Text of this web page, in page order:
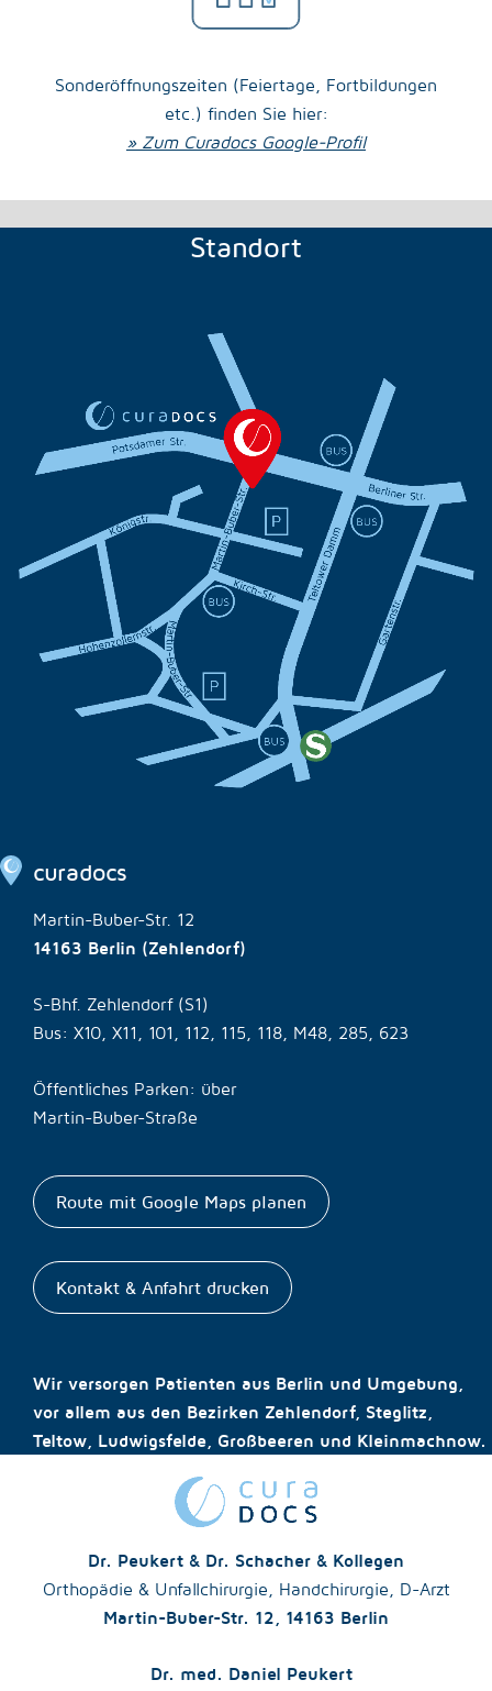
Sonderöffnungszeiten (Feiertage, Fortbildungen
etc.) finden Sie hier:
» Zum Curadocs Google-Profil
Standort
curadocs
Martin-Buber-Str. 12
14163 Berlin (Zehlendorf)
S-Bhf. Zehlendorf (S1)
Bus: X10, X11, 101, 112, 115, 118, M48, 285, 623
Öffentliches Parken: über
Martin-Buber-Straße
Route mit Google Maps planen
Kontakt & Anfahrt drucken
Wir versorgen Patienten aus Berlin und Umgebung,
vor allem aus den Bezirken Zehlendorf, Steglitz,
Teltow, Ludwigsfelde, Großbeeren und Kleinmachnow.
Dr. Peukert & Dr. Schacher & Kollegen
Orthopädie & Unfallchirurgie, Handchirurgie, D-Arzt
Martin-Buber-Str. 12, 14163 Berlin
Dr. med. Daniel Peukert